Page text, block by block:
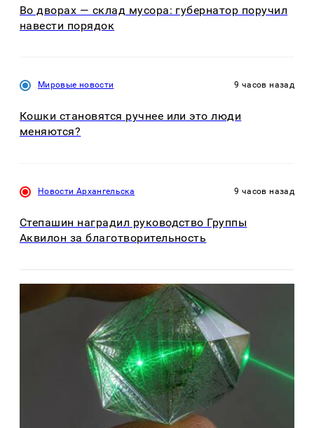
Во дворах — склад мусора: губернатор поручил
навести порядок
Мировые новости 9 часов назад
Кошки становятся ручнее или это люди
меняются?
Новости Архангельска 9 часов назад
Степашин наградил руководство Группы
Аквилон за благотворительность